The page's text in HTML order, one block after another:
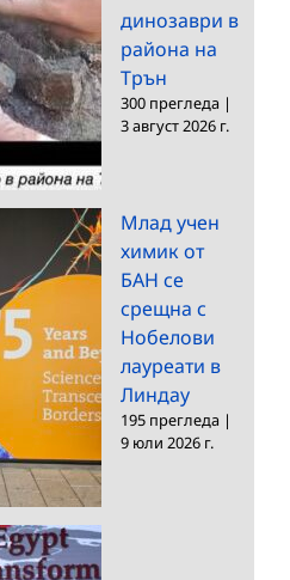
динозаври в
района на
Трън
300 прегледа |
3 август 2026 г.
Млад учен
химик от
БАН се
срещна с
Нобелови
лауреати в
Линдау
195 прегледа |
9 юли 2026 г.